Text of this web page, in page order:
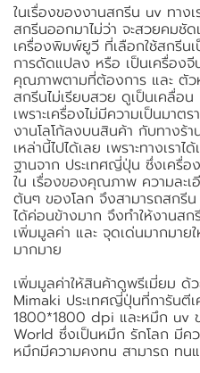
ในเรื่องของงานสกรีน uv ทาง
สกรีนออกมาไม่ว่า จะสวยคมชั
เครื่องพิมพ์ยูวี ที่เลือกใช้สกรีน
การดัดแปลง หรือ เป็นเครื่อง
คุณภาพตามที่ต้องการ และ ตั
สกรีนไม่เรียบสวย ดูเป็นเคลื่อ
เพราะเครื่องไม่มีความเป็นมาต
งานโลโก้ลงบนสินค้า กับทางร้
เหล่านี้ไปได้เลย เพราะทางเร
ฐานจาก ประเทศญี่ปุ่น ซึ่งเครื่
ใน เรื่องของคุณภาพ ความละเ
ต้นๆ ของโลก จึงสามารถสกรี
ได้ค่อนข้างมาก จึงทำให้งานส
เพิ่มมูลค่า และ จุดเด่นมากมา
มากมาย
เพิ่มมูลค่าให้สินค้าดูพรีเมี่ยม
Mimaki ประเทศญี่ปุ่นที่การันตี
1800*1800 dpi และหมึก uv
World ซึ่งเป็นหมึก รักโลก มีค
หมึกมีความคงทน สามารถ ทน